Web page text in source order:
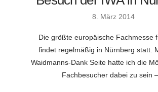
8. März 2014
Die größte europäische Fachmesse
findet regelmäßig in Nürnberg statt.
Waidmanns-Dank Seite hatte ich die
Fachbesucher dabei zu sein